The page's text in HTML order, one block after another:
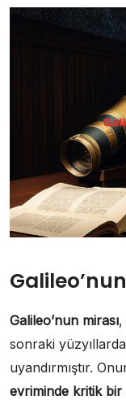
Galileo’nun mirası,
sonraki
uyandırmıştır.
evriminde kritik